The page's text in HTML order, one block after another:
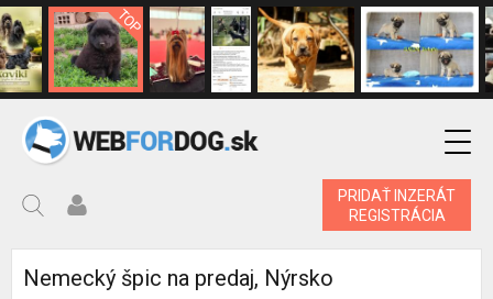
PRIDAŤ INZERÁT
REGISTRÁCIA
Nemecký špic na predaj, Nýrsko